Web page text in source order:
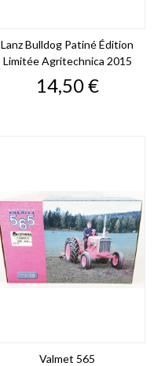
Lanz Bulldog Patiné Édition
Limitée Agritechnica 2015
Prix
14,50 €
Valmet 565